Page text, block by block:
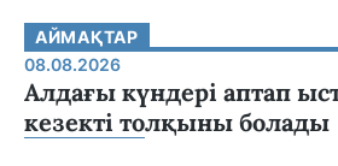
АЙМАҚТАР
08.08.2026
Алдағы күндері аптап
кезекті толқыны болады